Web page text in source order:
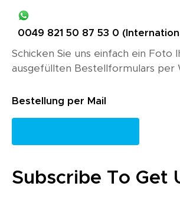
0049 821 50 87 53 0
Schicken Sie uns einfach ein Foto
ausgefüllten Bestellformulars per
Bestellung per Mail
Subscribe To Get